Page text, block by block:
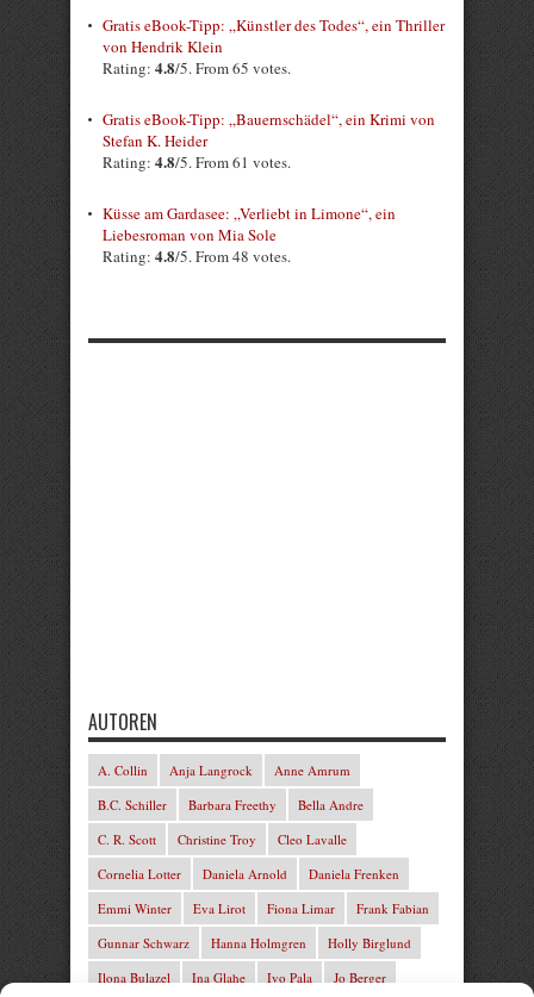
Gratis eBook-Tipp: „Künstler des Todes“, ein Thriller
von Hendrik Klein
Rating: 4.8/5. From 65 votes.
Gratis eBook-Tipp: „Bauernschädel“, ein Krimi von
Stefan K. Heider
Rating: 4.8/5. From 61 votes.
Küsse am Gardasee: „Verliebt in Limone“, ein
Liebesroman von Mia Sole
Rating: 4.8/5. From 48 votes.
AUTOREN
A. Collin Anja Langrock
Anne Amrum
B.C. Schiller
Barbara Freethy
Bella Andre
C. R. Scott
Christine Troy
Cleo Lavalle
Cornelia Lotter
Daniela Arnold
Daniela Frenken
Emmi Winter
Eva Lirot Fiona Limar
Frank Fabian
Gunnar Schwarz
Hanna Holmgren
Holly Birglund
Ilona Bulazel
Ina Glahe Ivo Pala Jo Berger